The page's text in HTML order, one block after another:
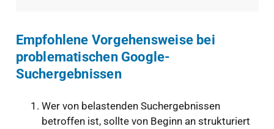
Empfohlene Vorgehensweise bei
problematischen Google-
Suchergebnissen
Wer von belastenden Suchergebnissen
betroffen ist, sollte von Beginn an strukturiert